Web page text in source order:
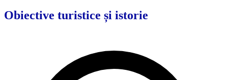
Obiective turistice și istorie